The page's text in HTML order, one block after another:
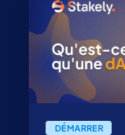
DÉMARRER